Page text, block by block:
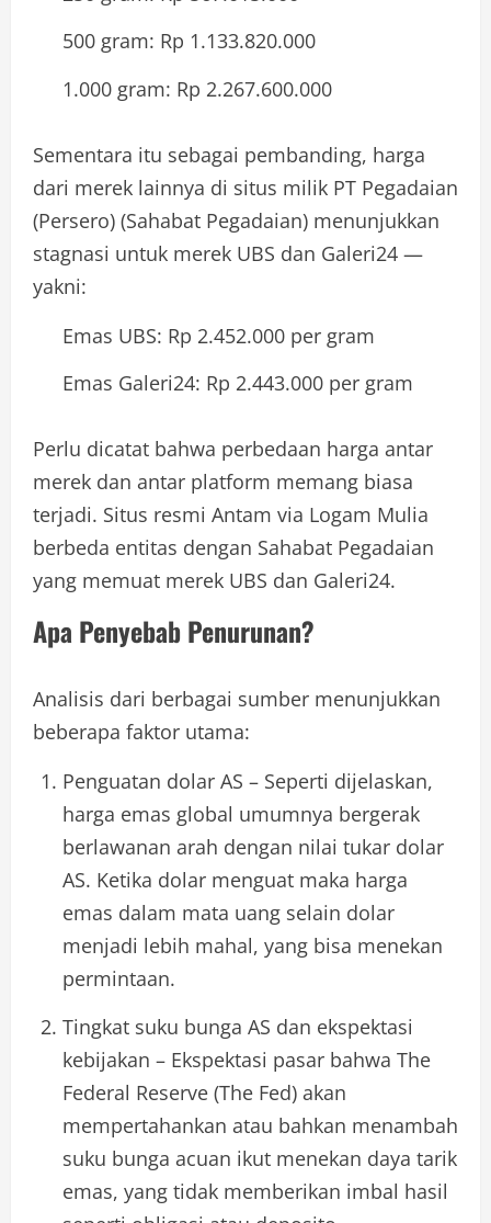
500 gram: Rp 1.133.820.000
1.000 gram: Rp 2.267.600.000
Sementara itu sebagai pembanding, harga
dari merek lainnya di situs milik PT Pegadaian
(Persero) (Sahabat Pegadaian) menunjukkan
stagnasi untuk merek UBS dan Galeri24 —
yakni:
Emas UBS: Rp 2.452.000 per gram
Emas Galeri24: Rp 2.443.000 per gram
Perlu dicatat bahwa perbedaan harga antar
merek dan antar platform memang biasa
terjadi. Situs resmi Antam via Logam Mulia
berbeda entitas dengan Sahabat Pegadaian
yang memuat merek UBS dan Galeri24.
Apa Penyebab Penurunan?
Analisis dari berbagai sumber menunjukkan
beberapa faktor utama:
Penguatan dolar AS – Seperti dijelaskan,
harga emas global umumnya bergerak
berlawanan arah dengan nilai tukar dolar
AS. Ketika dolar menguat maka harga
emas dalam mata uang selain dolar
menjadi lebih mahal, yang bisa menekan
permintaan.
Tingkat suku bunga AS dan ekspektasi
kebijakan – Ekspektasi pasar bahwa The
Federal Reserve (The Fed) akan
mempertahankan atau bahkan menambah
suku bunga acuan ikut menekan daya tarik
emas, yang tidak memberikan imbal hasil